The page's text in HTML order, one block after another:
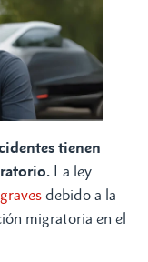
tienen
La ley
debido a la
migratoria en el